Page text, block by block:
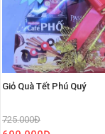
Giỏ Quà Tết Phú Quý
725.000Đ